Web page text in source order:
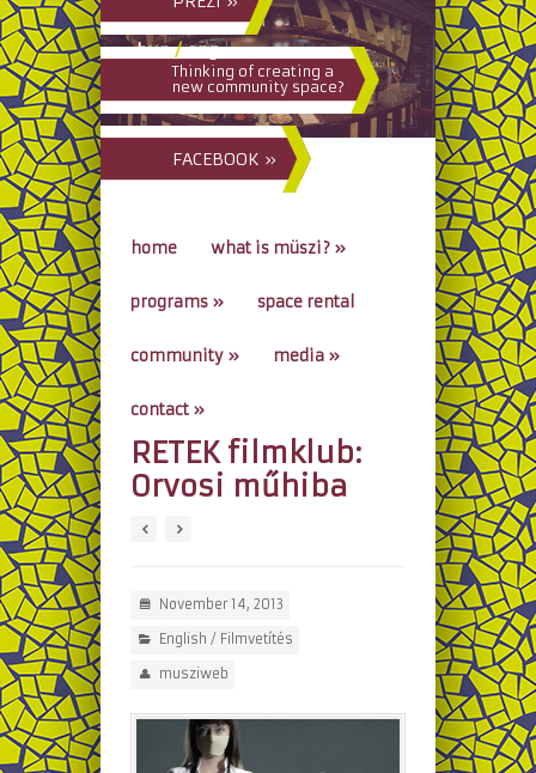
hun/eng
Thinking of creating a
new community space?
FACEBOOK »
home what is müszi? »
programs » space rental
community » media »
contact »
go to...
RETEK filmklub:
Orvosi műhiba
November 14, 2013
English / Filmvetítés
musziweb